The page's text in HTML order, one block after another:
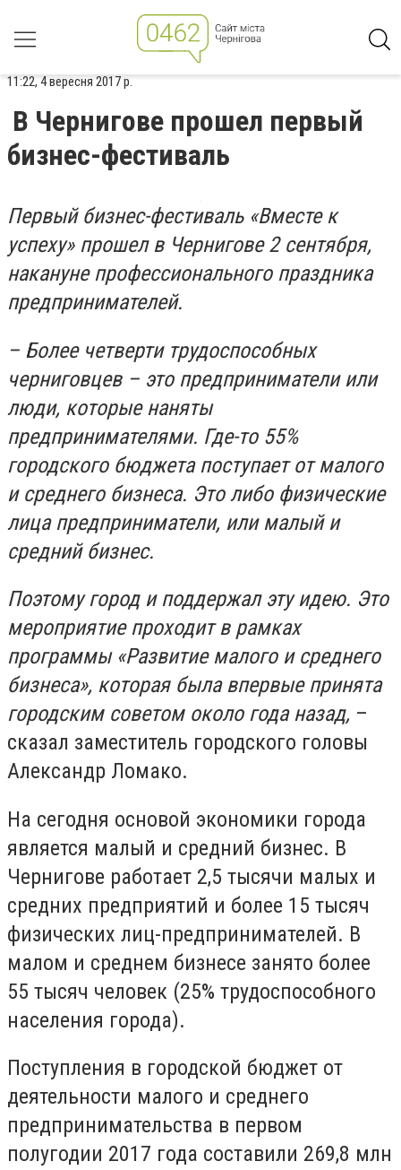
11:22, 4 вересня 2017 р.
В Чернигове прошел первый
бизнес-фестиваль
Первый бизнес-фестиваль «Вместе к
успеху» прошел в Чернигове 2 сентября,
накануне профессионального праздника
предпринимателей.
– Более четверти трудоспособных
черниговцев – это предприниматели или
люди, которые наняты
предпринимателями. Где-то 55%
городского бюджета поступает от малого
и среднего бизнеса. Это либо физические
лица предприниматели, или малый и
средний бизнес.
Поэтому город и поддержал эту идею. Это
мероприятие проходит в рамках
программы «Развитие малого и среднего
бизнеса», которая была впервые принята
городским советом около года назад, –
сказал заместитель городского головы
Александр Ломако.
На сегодня основой экономики города
является малый и средний бизнес. В
Чернигове работает 2,5 тысячи малых и
средних предприятий и более 15 тысяч
физических лиц-предпринимателей. В
малом и среднем бизнесе занято более
55 тысяч человек (25% трудоспособного
населения города).
Поступления в городской бюджет от
деятельности малого и среднего
предпринимательства в первом
полугодии 2017 года составили 269,8 млн